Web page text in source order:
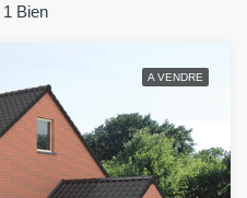
1 Bien
A VENDRE